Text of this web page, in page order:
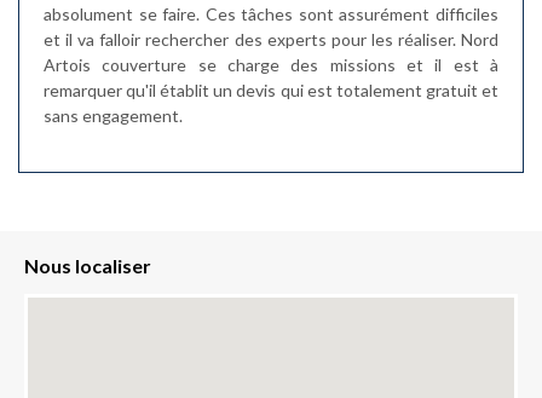
absolument se faire. Ces tâches sont assurément difficiles
et il va falloir rechercher des experts pour les réaliser. Nord
Artois couverture se charge des missions et il est à
remarquer qu'il établit un devis qui est totalement gratuit et
sans engagement.
Nous localiser